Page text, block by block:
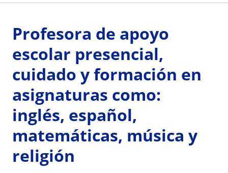
Profesora de apoyo
escolar presencial,
cuidado y formación en
asignaturas como:
inglés, español,
matemáticas, música y
religión